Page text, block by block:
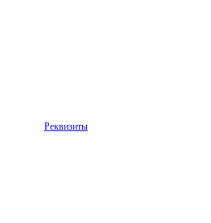
Реквизиты